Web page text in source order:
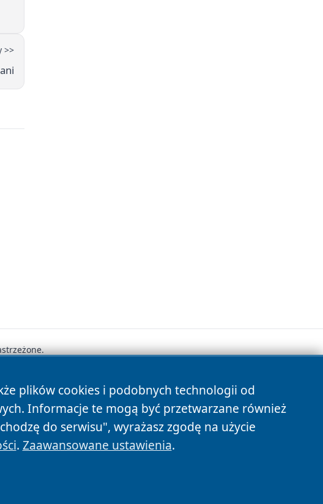
>>
plików cookies i podobnych technologii od
Informacje te mogą być przetwarzane również
do serwisu", wyrażasz zgodę na użycie
. Zaawansowane ustawienia.
Cookies